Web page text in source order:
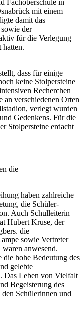
Fachoberschule in
mit einem
damit das
der
für die Verlegung
hatten.
dass für einige
keine Stolpersteine
Recherchen
an verschiedenen Orten
verlegt wurden
Gedenkens. Für die
Stolpersteine erdacht
die
haben zahlreiche
die Schüler-
Auch Schulleiterin
Hubert Kruse, der
die
sowie Vertreter
anwesend.
hohe Bedeutung des
gelebte
Das Leben von Vielfalt
Begeisterung des
Schülerinnen und